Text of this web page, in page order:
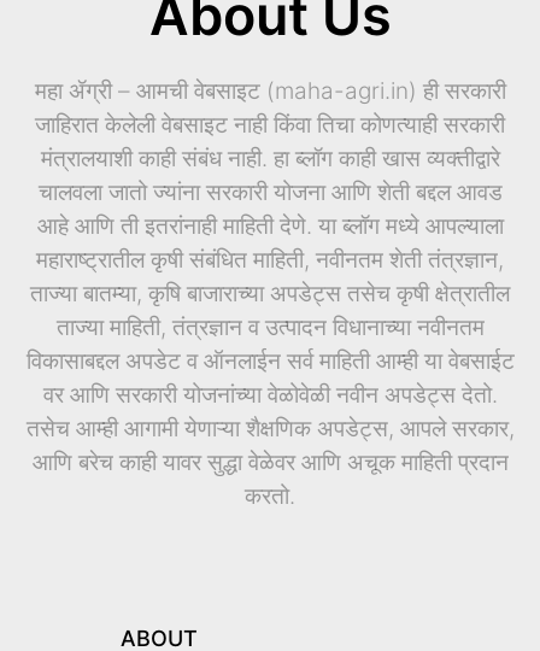
About Us
महा ॲग्री – आमची वेबसाइट (maha-agri.in) ही सरकारी
जाहिरात केलेली वेबसाइट नाही किंवा तिचा कोणत्याही सरकारी
मंत्रालयाशी काही संबंध नाही. हा ब्लॉग काही खास व्यक्तीद्वारे
चालवला जातो ज्यांना सरकारी योजना आणि शेती बद्दल आवड
आहे आणि ती इतरांनाही माहिती देणे. या ब्लॉग मध्ये आपल्याला
महाराष्ट्रातील कृषी संबंधित माहिती, नवीनतम शेती तंत्रज्ञान,
ताज्या बातम्या, कृषि बाजाराच्या अपडेट्स तसेच कृषी क्षेत्रातील
ताज्या माहिती, तंत्रज्ञान व उत्पादन विधानाच्या नवीनतम
विकासाबद्दल अपडेट व ऑनलाईन सर्व माहिती आम्ही या वेबसाईट
वर आणि सरकारी योजनांच्या वेळोवेळी नवीन अपडेट्स देतो.
तसेच आम्ही आगामी येणाऱ्या शैक्षणिक अपडेट्स, आपले सरकार,
आणि बरेच काही यावर सुद्धा वेळेवर आणि अचूक माहिती प्रदान
करतो.
ABOUT